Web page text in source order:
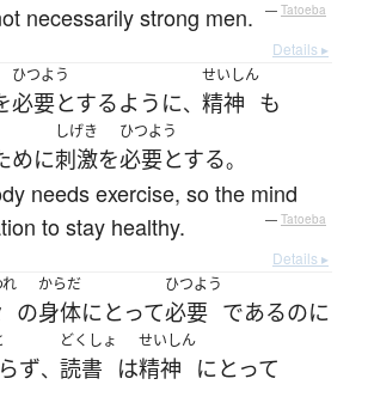
necessarily strong men. — Tatoeba
Details ▸
ひつよう
必要とするように、
せいしん
精神 も
めに
しげき
刺激を
ひつよう
必要とする。
needs exercise, so the mind
to stay healthy.
— Tatoeba
Details ▸
れ
の
からだ
身体にとって
ひつよう
必要 であるのに
ず、
どくしょ
読書 は
せいしん
精神 にとって